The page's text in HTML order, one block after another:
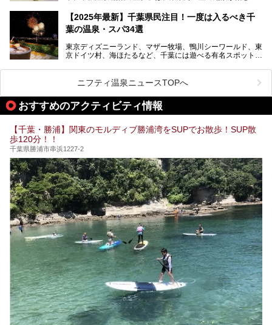
設備も天然温泉の露天風呂、サウナ、岩盤浴のほか、高濃度
炭酸泉、海の見えるお休み処や食事処、展望抜群の屋上ま
で、年代を問わずたっぷり楽しめます。
今回は人気のこの施設の中でも、特におススメしたい3つの
ポイントについて厳選してお届けします。読めばきっと、行
【2025年最新】千葉県民注目！一度は入るべき千
葉の温泉・スパ34選
東京ディズニーランド、マザー牧場、鴨川シーワールド、東
京ドイツ村、海ほたるなど、千葉には遊べる有名スポットが
県で生まれ、千葉県で育ち、つい最近まで千葉在住だった私
がお勧めする、一度は入るべき千葉の温泉・スパ34選をま
とめました。
ニフティ温泉ニュースTOPへ
おすすめのアクティビティ情報
【千葉・勝浦】関東のモルディブ勝浦湾をSUPでお散歩！SUP散
歩120分！！
千葉県勝浦市串浜1227-2